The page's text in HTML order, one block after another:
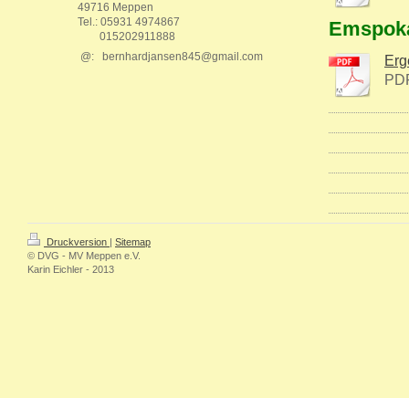
49716 Meppen
Tel.: 05931 4974867
015202911888
@:
bernhardjansen845@gmail.com
Druckversion | Sitemap
© DVG - MV Meppen e.V.
Karin Eichler - 2013